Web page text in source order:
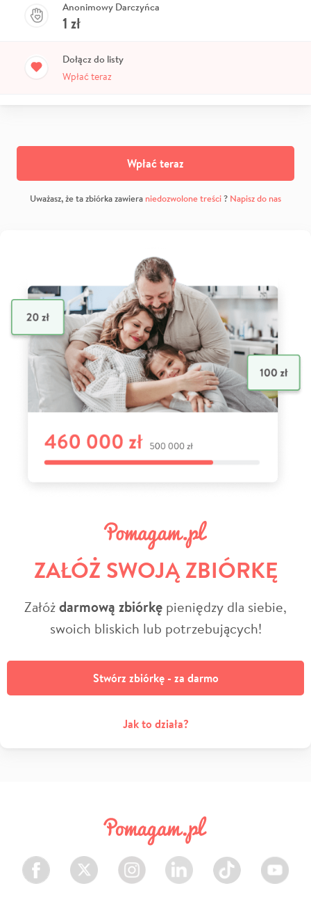
Anonimowy Darczyńca
1 zł
Dołącz do listy
Wpłać teraz
Wpłać teraz
Uważasz, że ta zbiórka zawiera niedozwolone treści? Napisz do nas
ZAŁÓŻ SWOJĄ ZBIÓRKĘ
Załóżdarmową zbiórkę pieniędzy dla siebie,
swoich bliskich lub potrzebujących!
Stwórz zbiórkę - za darmo
Jak to działa?
Facebook Twitter Instagram LinkedIn TikTok Youtube